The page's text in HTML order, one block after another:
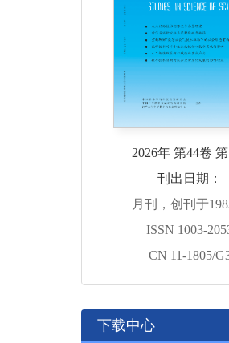
2026年 第44卷
刊出日期：
月刊，创刊于
ISSN 1003-
CN 11-1805/
下载中心